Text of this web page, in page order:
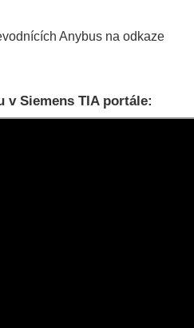
Anybus na odkaze
v Siemens TIA portále: